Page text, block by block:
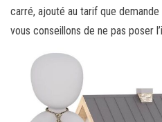
carré, ajouté au tarif que demande
vous conseillons de ne pas poser